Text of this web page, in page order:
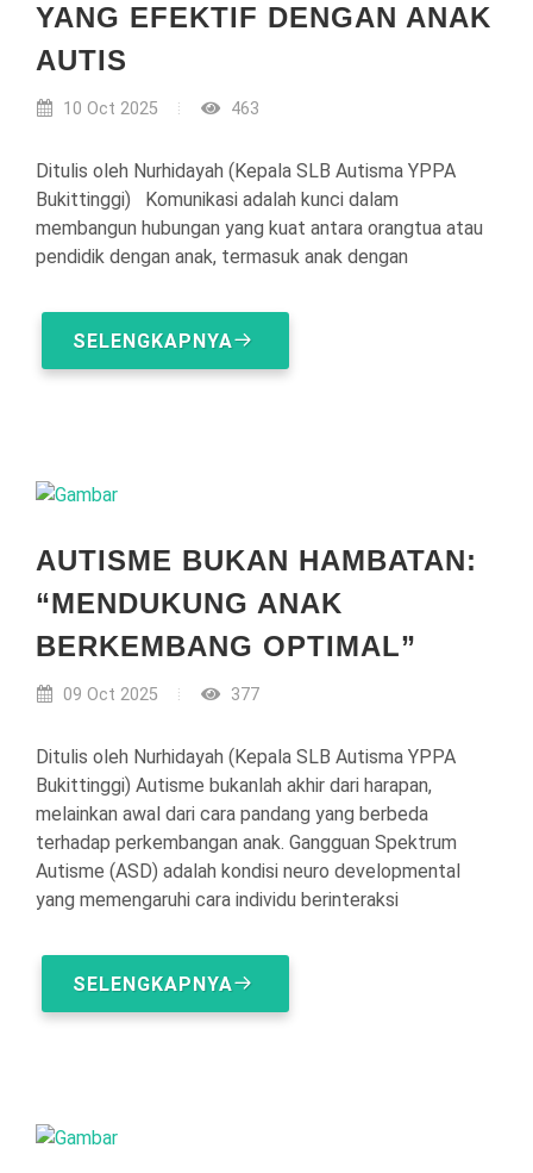
YANG EFEKTIF DENGAN ANAK
AUTIS
10 Oct 2025 463
Ditulis oleh Nurhidayah (Kepala SLB Autisma YPPA
Bukittinggi) Komunikasi adalah kunci dalam
membangun hubungan yang kuat antara orangtua atau
pendidik dengan anak, termasuk anak dengan
SELENGKAPNYA
AUTISME BUKAN HAMBATAN:
“MENDUKUNG ANAK
BERKEMBANG OPTIMAL”
09 Oct 2025 377
Ditulis oleh Nurhidayah (Kepala SLB Autisma YPPA
Bukittinggi) Autisme bukanlah akhir dari harapan,
melainkan awal dari cara pandang yang berbeda
terhadap perkembangan anak. Gangguan Spektrum
Autisme (ASD) adalah kondisi neuro developmental
yang memengaruhi cara individu berinteraksi
SELENGKAPNYA